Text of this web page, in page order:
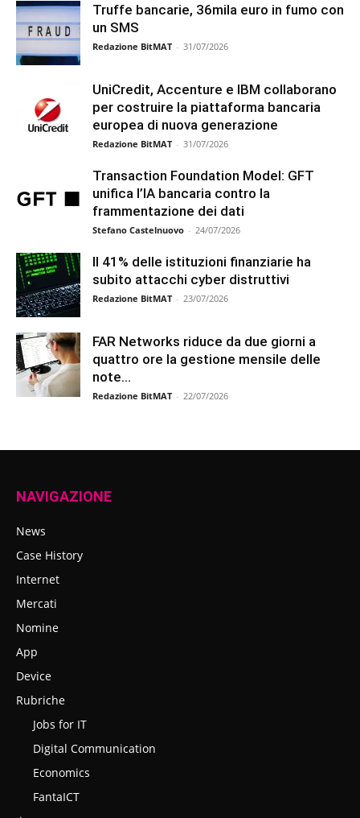
Truffe bancarie, 36mila euro in fumo con
un SMS
Redazione BitMAT - 31/07/2026
UniCredit, Accenture e IBM collaborano
per costruire la piattaforma bancaria
europea di nuova generazione
Redazione BitMAT - 31/07/2026
Transaction Foundation Model: GFT
unifica l’IA bancaria contro la
frammentazione dei dati
Stefano Castelnuovo - 24/07/2026
Il 41% delle istituzioni finanziarie ha
subito attacchi cyber distruttivi
Redazione BitMAT - 23/07/2026
FAR Networks riduce da due giorni a
quattro ore la gestione mensile delle
note...
Redazione BitMAT - 22/07/2026
NAVIGAZIONE
News
Case History
Internet
Mercati
Nomine
App
Device
Rubriche
Jobs for IT
Digital Communication
Economics
FantaICT